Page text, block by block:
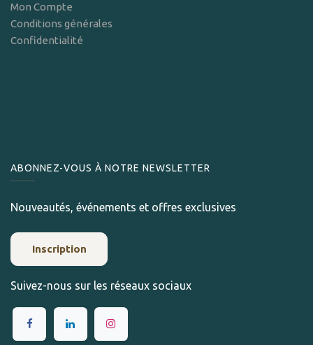
Mon Compte
Conditions générales
Confidentialité
ABONNEZ-VOUS À NOTRE NEWSLETTER
Nouveautés, événements et offres exclusives
Inscription
Suivez-nous sur les réseaux sociaux